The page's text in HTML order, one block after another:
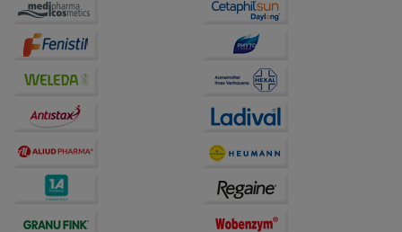
auf unserer Website aber auch die Werbung auf
Drittseiten möglichst relevant für Sie zu gestalten.
Bitte beachten Sie, dass Daten hierfür teilweise an
übertragen werden.